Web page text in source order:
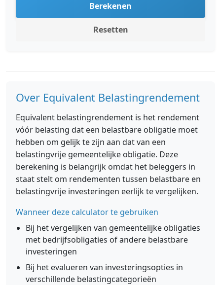
Berekenen
Resetten
Over Equivalent Belastingrendement
Equivalent belastingrendement is het rendement
vóór belasting dat een belastbare obligatie moet
hebben om gelijk te zijn aan dat van een
belastingvrije gemeentelijke obligatie. Deze
berekening is belangrijk omdat het beleggers in
staat stelt om rendementen tussen belastbare en
belastingvrije investeringen eerlijk te vergelijken.
Wanneer deze calculator te gebruiken
Bij het vergelijken van gemeentelijke obligaties
met bedrijfsobligaties of andere belastbare
investeringen
Bij het evalueren van investeringsopties in
verschillende belastingcategorieën